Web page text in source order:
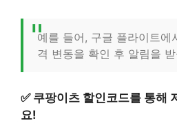
예를 들어, 구글 플라이트에
격 변동을 확인 후 알림을
✅ 쿠팡이츠 할인코드를 통해
요!